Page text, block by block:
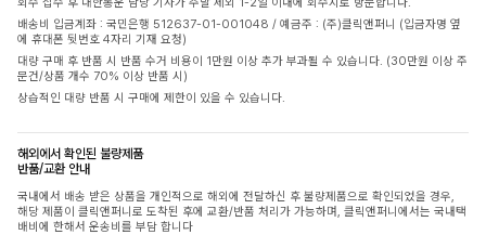
배송비 입금계좌 : 국민은행 512637-01-001048 / 예금주 : (주)클릭앤퍼니 (입금자명 옆
에 휴대폰 뒷번호 4자리 기재 요청)
대량 구매 후 반품 시 반품 수거 비용이 1만원 이상 추가 부과될 수 있습니다. (30만원 이상 주
문건/상품 개수 70% 이상 반품 시)
상습적인 대량 반품 시 구매에 제한이 있을 수 있습니다.
해외에서 확인된 불량제품
반품/교환 안내
국내에서 배송 받은 상품을 개인적으로 해외에 전달하신 후 불량제품으로 확인되었을 경우,
해당 제품이 클릭앤퍼니로 도착된 후에 교환/반품 처리가 가능하며, 클릭앤퍼니에서는 국내택
배비에 한해서 운송비를 부담 합니다